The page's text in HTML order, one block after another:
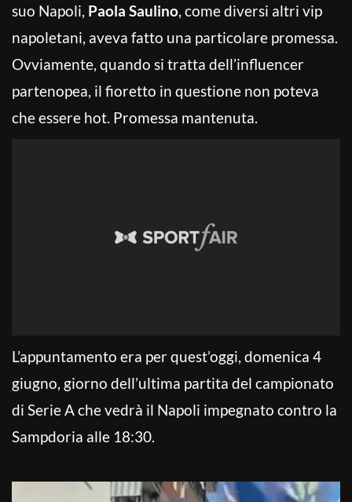
suo Napoli, Paola Saulino, come diversi altri vip
napoletani, aveva fatto una particolare promessa.
Ovviamente, quando si tratta dell’influencer
partenopea, il fioretto in questione non poteva
che essere hot. Promessa mantenuta.
L’appuntamento era per quest’oggi, domenica 4
giugno, giorno dell’ultima partita del campionato
di Serie A che vedrà il Napoli impegnato contro la
Sampdoria alle 18:30.